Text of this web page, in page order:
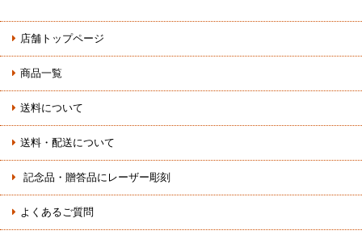
店舗トップページ
商品一覧
送料について
送料・配送について
記念品・贈答品にレーザー彫刻
よくあるご質問